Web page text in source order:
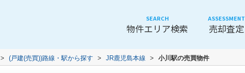
SEARCH
物件エリア検索
ASSESSMENT
売却査定
> (戸建(売買))路線・駅から探す > JR鹿児島本線 > 小川駅の売買物件